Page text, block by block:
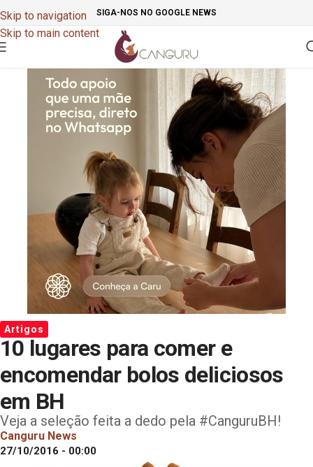
Skip to navigation
Skip to main content
SIGA-NOS NO GOOGLE NEWS
Artigos
10 lugares para comer e
encomendar bolos deliciosos
em BH
Veja a seleção feita a dedo pela #CanguruBH!
Canguru News
27/10/2016 - 00:00